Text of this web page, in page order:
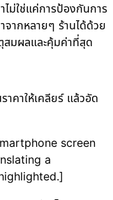
ม่ใช่แค่การป้องกันการ
จากหลายๆ ร้านได้ด้วย
สมผลและคุ้มค่าที่สุด
คาให้เคลียร์ แล้วอัด
screen
a